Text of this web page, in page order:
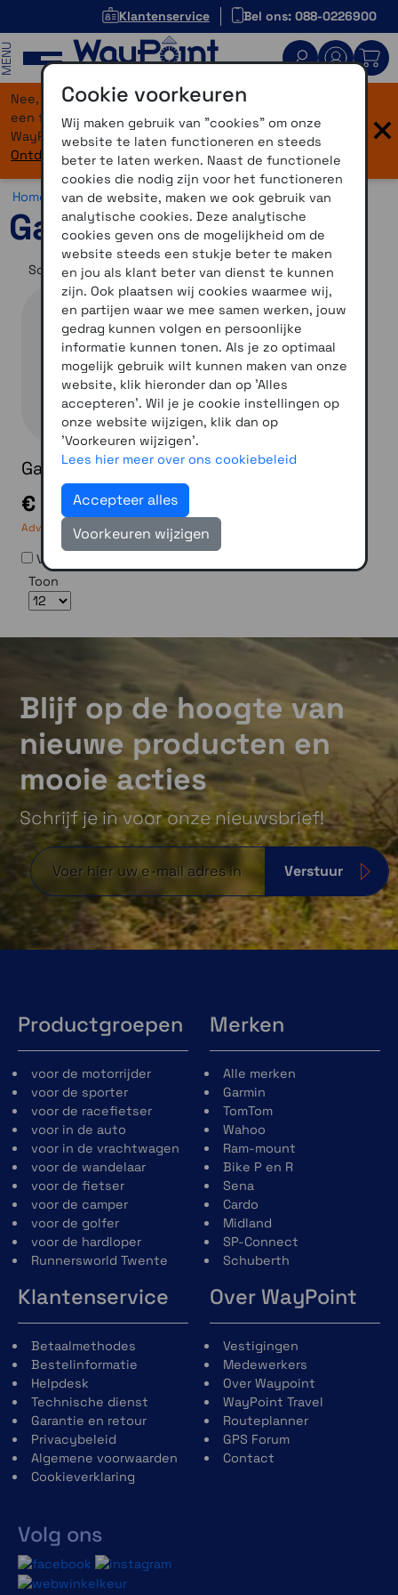
Klantenservice Bel ons: 088-0226900
Nee, je bent niet verdwaald! Onze website heeft
een flinke upgrade gekregen. Dezelfde vertrouwde
WayPoint-service, maar dan in een modern jasje.
Ontdek hier wat er allemaal nieuw is.
×
Home >Fiets >Varia >Garmin Varia Vue
Garmin Varia Vue
Sorteer op
Garmin Varia Vue
€ 449,00
Adviesprijs: € 550,00
Vergelijken
Toon
Blijf op de hoogte van
nieuwe producten en
mooie acties
Schrijf je in voor onze nieuwsbrief!
Verstuur
Productgroepen
voor de motorrijder
voor de sporter
voor de racefietser
voor in de auto
voor in de vrachtwagen
voor de wandelaar
voor de fietser
voor de camper
voor de golfer
voor de hardloper
Runnersworld Twente
Merken
Alle merken
Garmin
TomTom
Wahoo
Ram-mount
Bike P en R
Sena
Cardo
Midland
SP-Connect
Schuberth
Klantenservice
Betaalmethodes
Bestelinformatie
Helpdesk
Technische dienst
Garantie en retour
Privacybeleid
Algemene voorwaarden
Cookieverklaring
Volg ons
Over WayPoint
Vestigingen
Medewerkers
Over Waypoint
WayPoint Travel
Routeplanner
GPS Forum
Contact
Cookie voorkeuren
Wij maken gebruik van "cookies" om onze
website te laten functioneren en steeds
beter te laten werken. Naast de functionele
cookies die nodig zijn voor het functioneren
van de website, maken we ook gebruik van
analytische cookies. Deze analytische
cookies geven ons de mogelijkheid om de
website steeds een stukje beter te maken
en jou als klant beter van dienst te kunnen
zijn. Ook plaatsen wij cookies waarmee wij,
en partijen waar we mee samen werken, jouw
gedrag kunnen volgen en persoonlijke
informatie kunnen tonen. Als je zo optimaal
mogelijk gebruik wilt kunnen maken van onze
website, klik hieronder dan op 'Alles
accepteren'. Wil je je cookie instellingen op
onze website wijzigen, klik dan op
'Voorkeuren wijzigen'.
Lees hier meer over ons cookiebeleid
Accepteer alles
Voorkeuren wijzigen